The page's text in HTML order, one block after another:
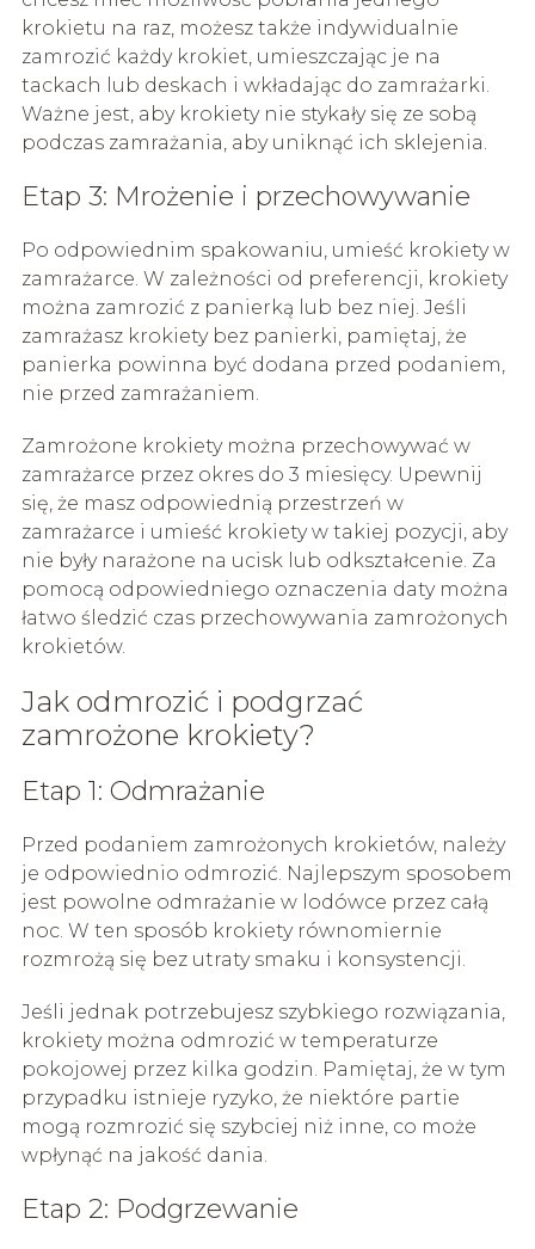
krokietu na raz, możesz także indywidualnie
zamrozić każdy krokiet, umieszczając je na
tackach lub deskach i wkładając do zamrażarki.
Ważne jest, aby krokiety nie stykały się ze sobą
podczas zamrażania, aby uniknąć ich sklejenia.
Etap 3: Mrożenie i przechowywanie
Po odpowiednim spakowaniu, umieść krokiety w
zamrażarce. W zależności od preferencji, krokiety
można zamrozić z panierką lub bez niej. Jeśli
zamrażasz krokiety bez panierki, pamiętaj, że
panierka powinna być dodana przed podaniem,
nie przed zamrażaniem.
Zamrożone krokiety można przechowywać w
zamrażarce przez okres do 3 miesięcy. Upewnij
się, że masz odpowiednią przestrzeń w
zamrażarce i umieść krokiety w takiej pozycji, aby
nie były narażone na ucisk lub odkształcenie. Za
pomocą odpowiedniego oznaczenia daty można
łatwo śledzić czas przechowywania zamrożonych
krokietów.
Jak odmrozić i podgrzać
zamrożone krokiety?
Etap 1: Odmrażanie
Przed podaniem zamrożonych krokietów, należy
je odpowiednio odmrozić. Najlepszym sposobem
jest powolne odmrażanie w lodówce przez całą
noc. W ten sposób krokiety równomiernie
rozmrożą się bez utraty smaku i konsystencji.
Jeśli jednak potrzebujesz szybkiego rozwiązania,
krokiety można odmrozić w temperaturze
pokojowej przez kilka godzin. Pamiętaj, że w tym
przypadku istnieje ryzyko, że niektóre partie
mogą rozmrozić się szybciej niż inne, co może
wpłynąć na jakość dania.
Etap 2: Podgrzewanie